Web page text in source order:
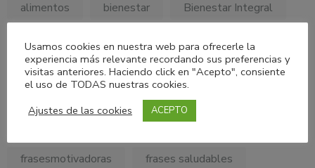
alimentos
bienestar
Bienestar Integral
consejos nutricionales
diabetes
dieta
frase motivadora
frases
frasesmotivadoras
frases saludables
Usamos cookies en nuestra web para ofrecerle la
experiencia más relevante recordando sus preferencias y
visitas anteriores. Haciendo click en "Acepto", consiente
el uso de TODAS nuestras cookies.
Ajustes de las cookies
ACEPTO